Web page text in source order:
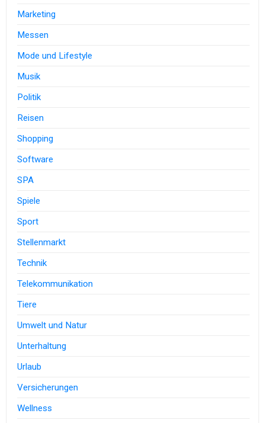
Marketing
Messen
Mode und Lifestyle
Musik
Politik
Reisen
Shopping
Software
SPA
Spiele
Sport
Stellenmarkt
Technik
Telekommunikation
Tiere
Umwelt und Natur
Unterhaltung
Urlaub
Versicherungen
Wellness